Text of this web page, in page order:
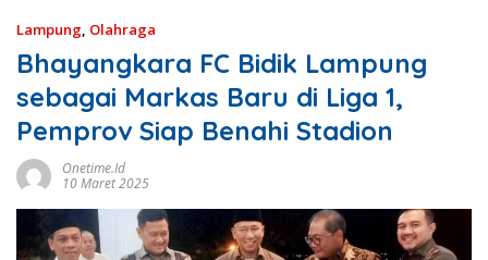
Lampung, Olahraga
Bhayangkara FC Bidik Lampung
sebagai Markas Baru di Liga 1,
Pemprov Siap Benahi Stadion
Onetime.id
10 Maret 2025